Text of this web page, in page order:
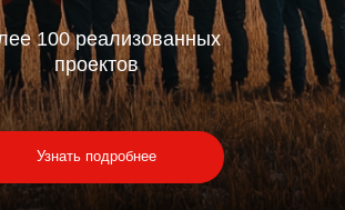
100 реализованных
проектов
Узнать подробнее